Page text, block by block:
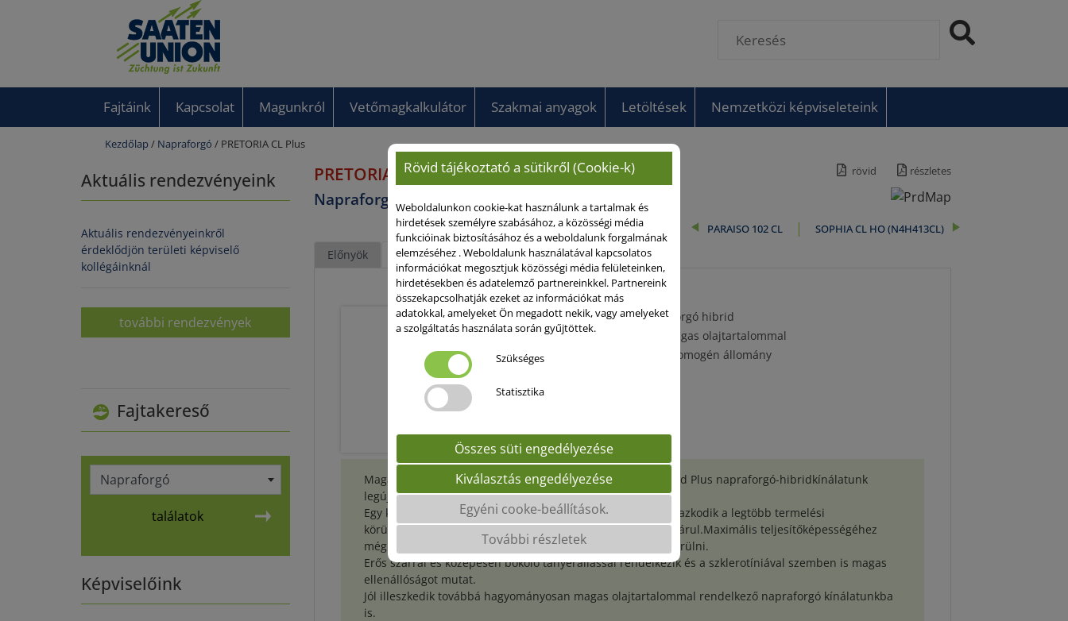
Fajtáink Kapcsolat Magunkról Vetőmagkalkulátor Szakmai anyagok Letöltések Nemzetközi képviseleteink
Kezdőlap/ Napraforgó / PRETORIA CL Plus
Aktuális rendezvényeink
Aktuális rendezvényeinkről
érdeklődjön területi képviselő
kollégáinknál
további rendezvények
Fajtakereső
Napraforgó
találatok
Képviselőink
PRETORIA CL Plus
Napraforgó
rövid részletes
SOPHIA CL HO (N4H413CL)
PARAISO 102 CL
Előnyök Fajtajellemzők
középérésű napraforgó hibrid
linolsavas profil, magas olajtartalommal
jó szárszilárdság, homogén állomány
Magas szintű imidazolinon-ellenállóságot biztosító Clearfield Plus napraforgó-hibridkínálatunk
legújabb tagja.
Egy közép-középkorai linolsavas (LO) hibrid, mely jól alkalmazkodik a legtöbb termelési
körülményhez, melyhez szádorrezisztenciája (A-E) is hozzájárul.Maximális teljesítőképességéhez
mégis intenzív körülmények között tudunk a legközelebb kerülni.
Erős szárral és közepesen bókoló tányérállással rendelkezik és a szklerotíniával szemben is magas
ellenállóságot mutat.
Jól illeszkedik továbbá hagyományosan magas olajtartalommal rendelkező napraforgó kínálatunkba
is.
Rövid tájékoztató a sütikről (Cookie-k)
Weboldalunkon cookie-kat használunk a tartalmak és
hirdetések személyre szabásához, a közösségi média
funkcióinak biztosításához és a weboldalunk forgalmának
elemzéséhez . Weboldalunk használatával kapcsolatos
információkat megosztjuk közösségi média felületeinken,
hirdetésekben és adatelemző partnereinkkel. Partnereink
összekapcsolhatják ezeket az információkat más
adatokkal, amelyeket Ön megadott nekik, vagy amelyeket
a szolgáltatás használata során gyűjtöttek.
Szükséges
Statisztika
Összes süti engedélyezése
Kiválasztás engedélyezése
Egyéni cooke-beállítások.
További részletek